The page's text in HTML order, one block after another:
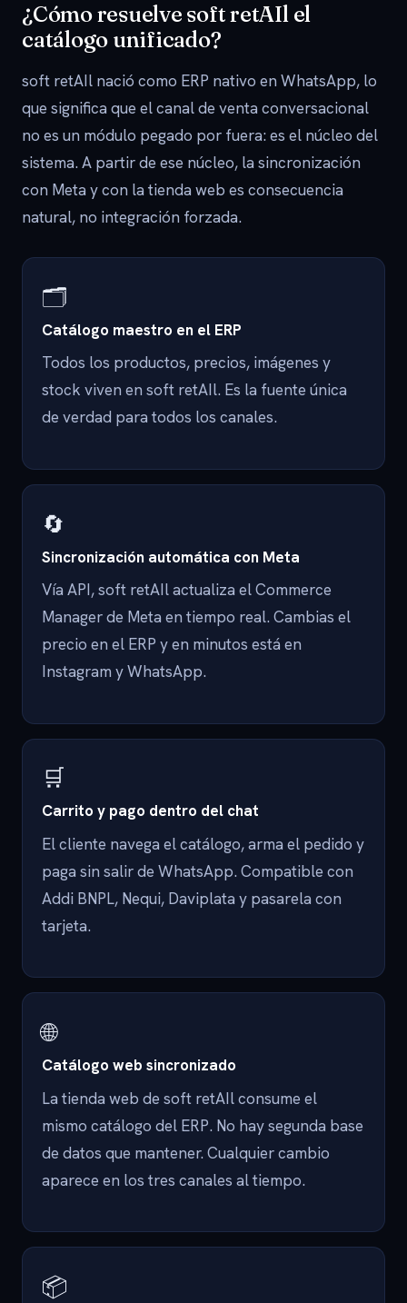
¿Cómo resuelve soft retAIl el
catálogo unificado?
soft retAIl nació como ERP nativo en WhatsApp, lo
que significa que el canal de venta conversacional
no es un módulo pegado por fuera: es el núcleo del
sistema. A partir de ese núcleo, la sincronización
con Meta y con la tienda web es consecuencia
natural, no integración forzada.
🗂️
Catálogo maestro en el ERP
Todos los productos, precios, imágenes y
stock viven en soft retAIl. Es la fuente única
de verdad para todos los canales.
🔄
Sincronización automática con Meta
Vía API, soft retAIl actualiza el Commerce
Manager de Meta en tiempo real. Cambias el
precio en el ERP y en minutos está en
Instagram y WhatsApp.
🛒
Carrito y pago dentro del chat
El cliente navega el catálogo, arma el pedido y
paga sin salir de WhatsApp. Compatible con
Addi BNPL, Nequi, Daviplata y pasarela con
tarjeta.
🌐
Catálogo web sincronizado
La tienda web de soft retAIl consume el
mismo catálogo del ERP. No hay segunda base
de datos que mantener. Cualquier cambio
aparece en los tres canales al tiempo.
📦